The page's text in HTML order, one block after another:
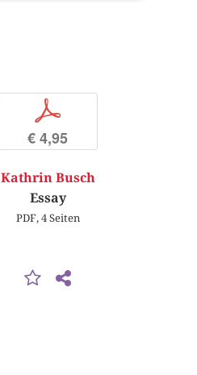
p
€ 4,95
Kathrin Busch
Essay
PDF, 4 Seiten